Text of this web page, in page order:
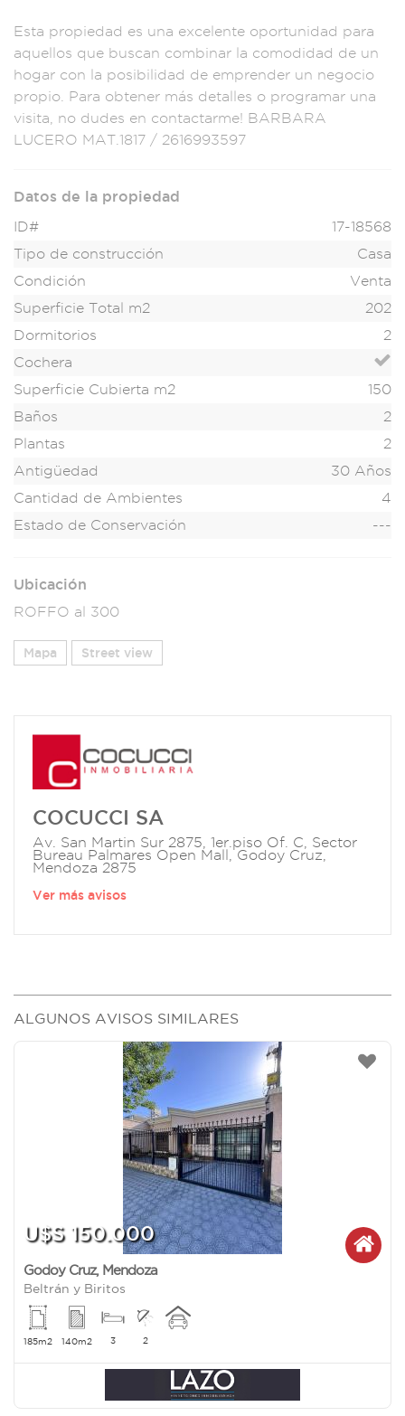
Esta propiedad es una excelente oportunidad para
aquellos que buscan combinar la comodidad de un
hogar con la posibilidad de emprender un negocio
propio. Para obtener más detalles o programar una
visita, no dudes en contactarme! BARBARA
LUCERO MAT.1817 / 2616993597
Datos de la propiedad
ID#
17-18568
Tipo de construcción
Casa
Condición
Venta
Superficie Total m2
202
Dormitorios
2
Cochera
Superficie Cubierta m2
150
Baños
2
Plantas
2
Antigüedad
30 Años
Cantidad de Ambientes
4
Estado de Conservación
---
Ubicación
ROFFO al 300
Mapa Street view
COCUCCI SA
Av. San Martin Sur 2875, 1er.piso Of. C, Sector
Bureau Palmares Open Mall, Godoy Cruz,
Mendoza 2875
Ver más avisos
ALGUNOS AVISOS SIMILARES
U$S 150.000
Godoy Cruz, Mendoza
Beltrán y Biritos
185m2 140m2 3 2